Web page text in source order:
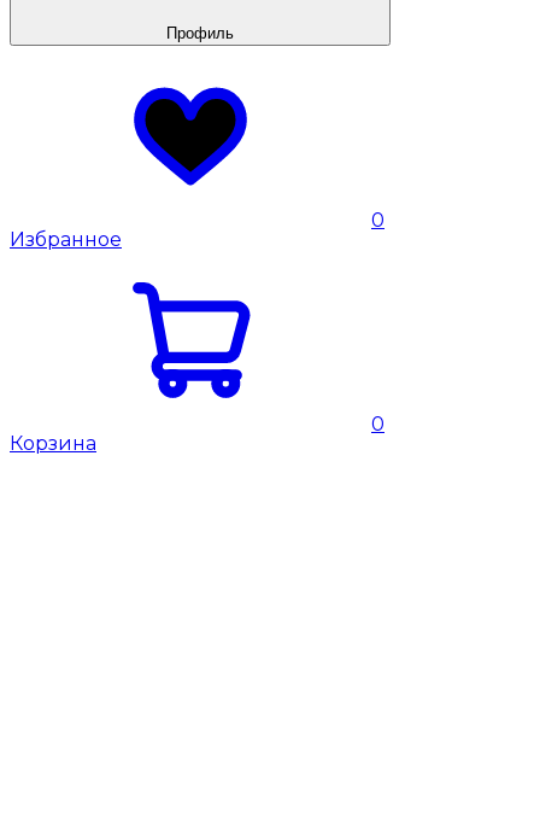
Профиль
0
Избранное
0
Корзина